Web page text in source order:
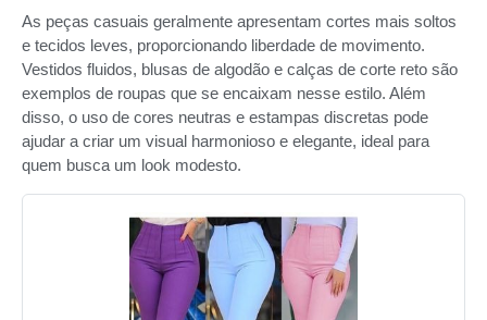
As peças casuais geralmente apresentam cortes mais soltos
e tecidos leves, proporcionando liberdade de movimento.
Vestidos fluidos, blusas de algodão e calças de corte reto são
exemplos de roupas que se encaixam nesse estilo. Além
disso, o uso de cores neutras e estampas discretas pode
ajudar a criar um visual harmonioso e elegante, ideal para
quem busca um look modesto.